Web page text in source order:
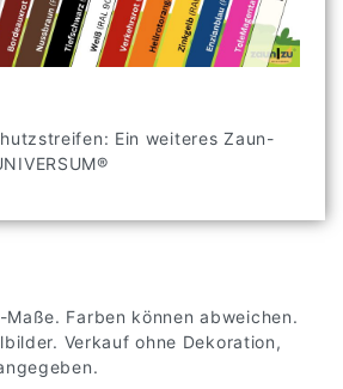
Ein weiteres Zaun-
Farben können abweichen.
Verkauf ohne Dekoration,